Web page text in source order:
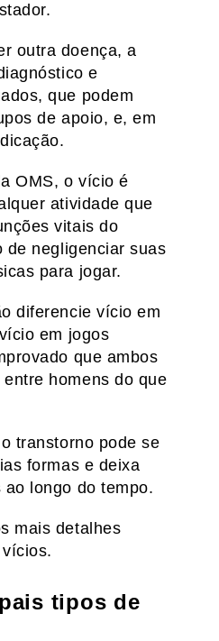
outra doença, a
e
que podem
de apoio, e, em
OMS, o vício é
atividade que
vitais do
de negligenciar suas
para jogar.
diferencie vício em
em jogos
que ambos
homens do que
transtorno pode se
formas e deixa
longo do tempo.
mais detalhes
tipos de